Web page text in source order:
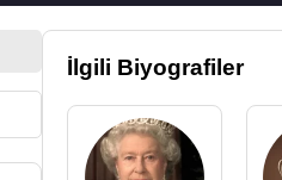
İlgili Biyografiler